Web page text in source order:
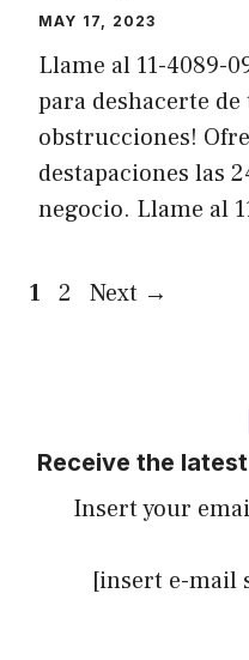
MAY 17, 2023
Llame al 11-4089-
para deshacerte
obstrucciones!
destapaciones las
negocio. Llame al
Page
1 Page
2 Next →
Receive the
Insert your
[insert e-mail